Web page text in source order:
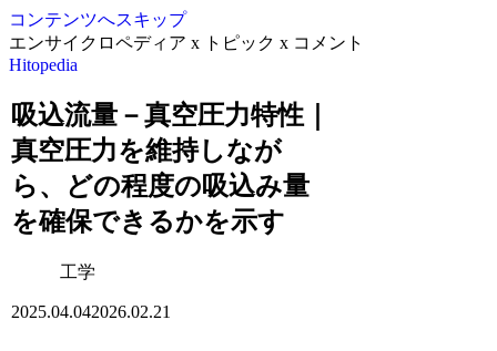
コンテンツへスキップ
エンサイクロペディア x トピック x コメント
Hitopedia
吸込流量－真空圧力特性｜
真空圧力を維持しなが
ら、どの程度の吸込み量
を確保できるかを示す
工学
2025.04.042026.02.21